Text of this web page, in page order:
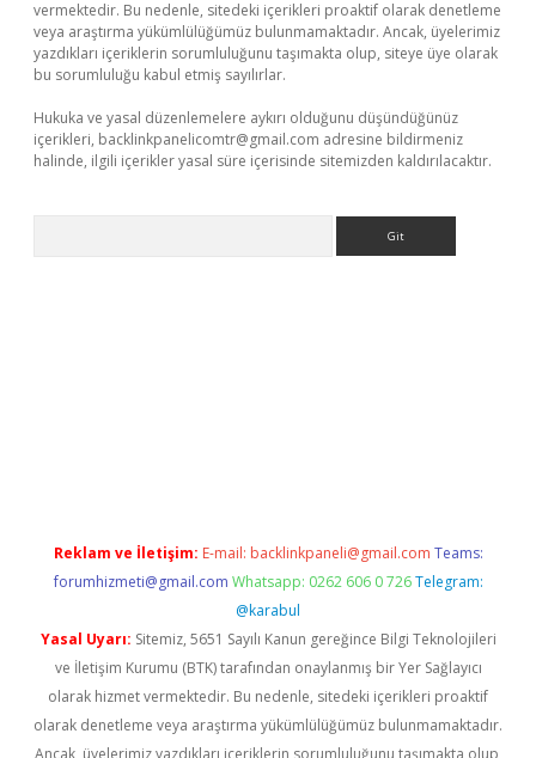
vermektedir. Bu nedenle, sitedeki içerikleri proaktif olarak denetleme
veya araştırma yükümlülüğümüz bulunmamaktadır. Ancak, üyelerimiz
yazdıkları içeriklerin sorumluluğunu taşımakta olup, siteye üye olarak
bu sorumluluğu kabul etmiş sayılırlar.
Hukuka ve yasal düzenlemelere aykırı olduğunu düşündüğünüz
içerikleri, backlinkpanelicomtr@gmail.com adresine bildirmeniz
halinde, ilgili içerikler yasal süre içerisinde sitemizden kaldırılacaktır.
Reklam ve İletişim: E-mail: backlinkpaneli@gmail.com Teams:
forumhizmeti@gmail.com Whatsapp: 0262 606 0 726 Telegram:
@karabul
Yasal Uyarı: Sitemiz, 5651 Sayılı Kanun gereğince Bilgi Teknolojileri
ve İletişim Kurumu (BTK) tarafından onaylanmış bir Yer Sağlayıcı
olarak hizmet vermektedir. Bu nedenle, sitedeki içerikleri proaktif
olarak denetleme veya araştırma yükümlülüğümüz bulunmamaktadır.
Ancak, üyelerimiz yazdıkları içeriklerin sorumluluğunu taşımakta olup,